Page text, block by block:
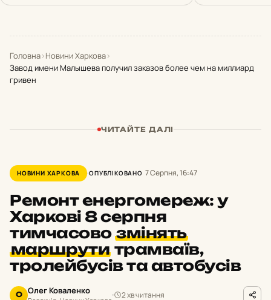
Головна›Новини Харкова›
Завод имени Малышева получил заказов более чем на миллиард
гривен
ЧИТАЙТЕ ДАЛІ
НОВИНИ ХАРКОВА ОПУБЛІКОВАНО 7 Серпня, 16:47
Ремонт енергомереж: у
Харкові 8 серпня
тимчасовозмінять
маршрутитрамваїв,
тролейбусів та автобусів
О Олег Коваленко 2 хв читання